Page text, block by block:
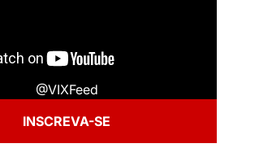
@VIXFeed
INSCREVA-SE